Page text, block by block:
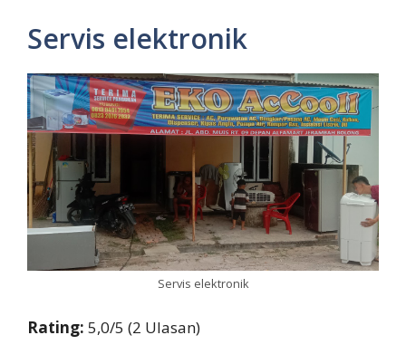
Servis elektronik
Servis elektronik
Rating: 5,0/5 (2 Ulasan)